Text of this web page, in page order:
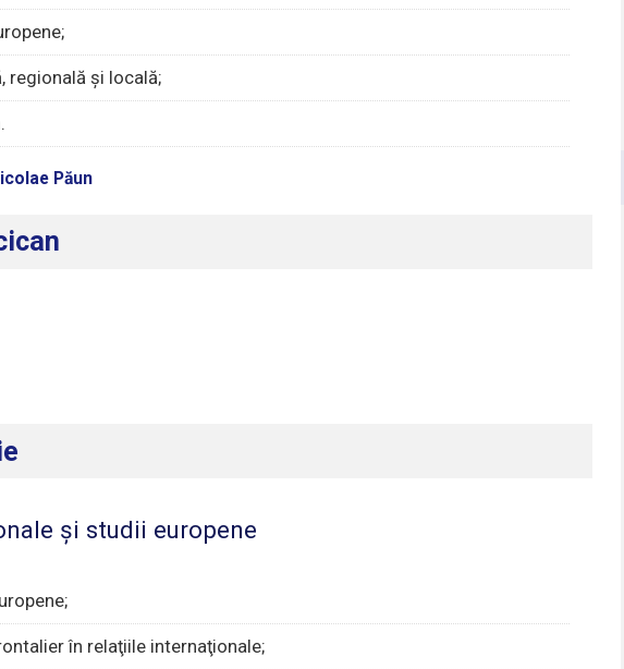
regională şi locală;
Păun
şi studii europene
în relaţiile internaţionale;